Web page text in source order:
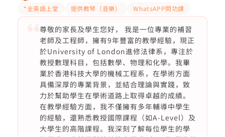
*全英語上堂 提供教琴（音樂） WhatsAPP問功課
尊敬的家長及學生您好， 我是一位專業的補習
老師及工程師，擁有9年豐富的教學經驗，現正
於University of London進修法律系，專注於
教授數理科目，包括數學、物理和化學。我畢
業於香港科技大學的機械工程系，在學術方面
具備深厚的專業背景，並結合理論與實踐，致
力於幫助學生在學術道路上取得卓越的成績。
在教學經驗方面，我不僅擁有多年輔導中學生
的經驗，還熟悉教授國際課程（如A-Level）及
大學生的高階課程。我深刻了解每位學生的學